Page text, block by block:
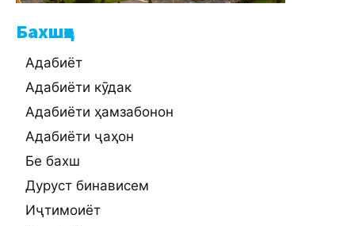
Бахшҳо
Адабиёт
Адабиёти кӯдак
Адабиёти ҳамзабонон
Адабиёти ҷаҳон
Бе бахш
Дуруст бинависем
Иҷтимоиёт